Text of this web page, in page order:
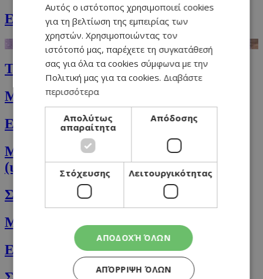
Εύκολο κοτόπουλο κάρυ
Το coleslaw αλλιώς (Indian slaw)
Μαύρα φασόλια με καρύδα
Ελιωτή με πορτοκάλι
Μελιτζάνες στον φούρνο με ντομάτα
(ιμάμ μπαϊλντί)
Σαλάτα φιέστα (fiesta)
Μεξικάνικο φαγητό με κοτόπουλο
Εύκολο μίλιε φόλιε (millefoglie)
ENGLISH
Αυτός ο ιστότοπος χρησιμοποιεί cookies
για τη βελτίωση της εμπειρίας των
χρηστών. Χρησιμοποιώντας τον
ιστότοπό μας, παρέχετε τη συγκατάθεσή
σας για όλα τα cookies σύμφωνα με την
Πολιτική μας για τα cookies. Διαβάστε
περισσότερα
Απολύτως
απαραίτητα
Απόδοσης
Στόχευσης Λειτουργικότητας
ΑΠΟΔΟΧΉ ΌΛΩΝ
ΑΠΌΡΡΙΨΗ ΌΛΩΝ